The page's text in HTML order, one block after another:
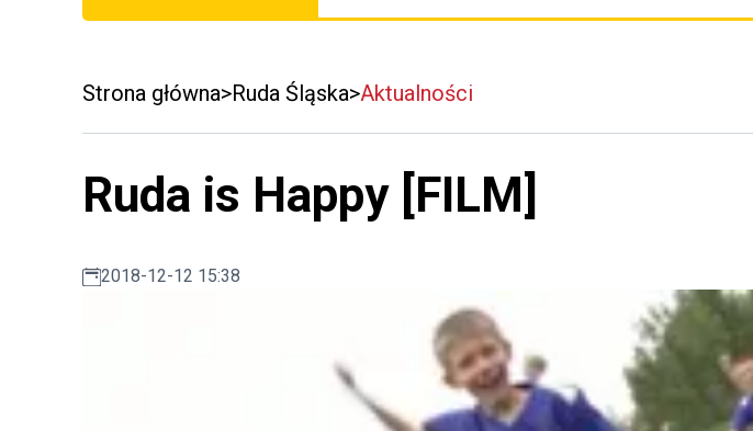
Strona główna Ruda Śląska Aktualności
Ruda is Happy [FILM]
2018-12-12 15:38